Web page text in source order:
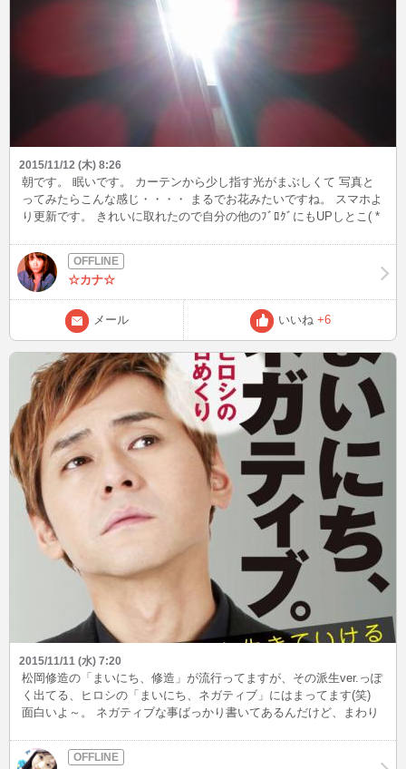
2015/11/12 (木) 8:26
朝です。 眠いです。 カーテンから少し指す光がまぶしくて 写真と
ってみたらこんな感じ・・・・ まるでお花みたいですね。 スマホよ
り更新です。 きれいに取れたので自分の他のﾌﾞﾛｸﾞにもUPしとこ( *
☆カナ☆
メール いいね +6
2015/11/11 (水) 7:20
松岡修造の「まいにち、修造」が流行ってますが、その派生ver.っぽ
く出てる、ヒロシの「まいにち、ネガティブ」にはまってます(笑)
面白いよ～。 ネガティブな事ばっかり書いてあるんだけど、まわり
良い意味で「適当に生きる」のって大事なんだな～と思っちゃう。
オススメ☆